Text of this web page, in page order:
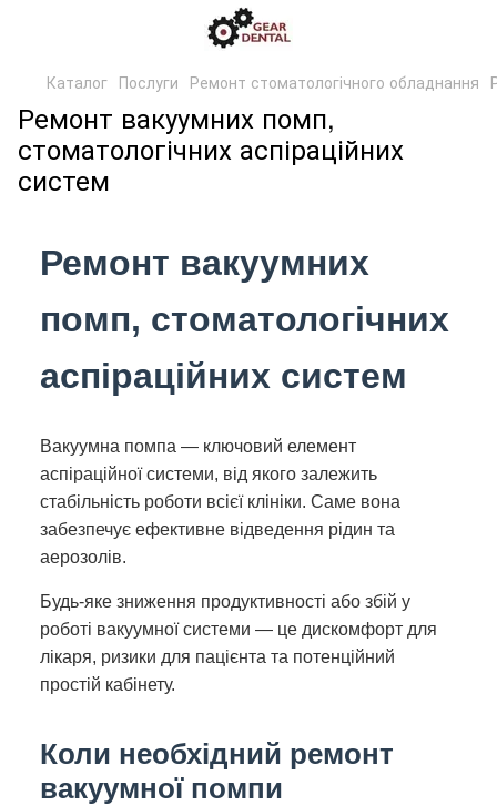
Каталог Послуги Ремонт стоматологічного обладнання
Ремонт вакуумних помп,
стоматологічних аспіраційних
систем
Ремонт вакуумних
помп, стоматологічних
аспіраційних систем
Вакуумна помпа — ключовий елемент
аспіраційної системи, від якого залежить
стабільність роботи всієї клініки. Саме вона
забезпечує ефективне відведення рідин та
аерозолів.
Будь-яке зниження продуктивності або збій у
роботі вакуумної системи — це дискомфорт для
лікаря, ризики для пацієнта та потенційний
простій кабінету.
Коли необхідний ремонт
вакуумної помпи